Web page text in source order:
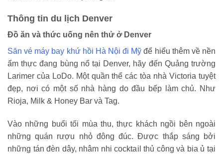
Thông tin du lịch Denver
Đồ ăn và thức uống nên thử ở Denver
Săn vé máy bay khứ hồi Hà Nội đi Mỹđể hiểu thêm về nền
ẩm thực đang bùng nổ tại Denver, hãy đến Quảng trường
Larimer của LoDo. Một quần thể các tòa nhà Victoria tuyệt
đẹp, nơi có một số nhà hàng do đầu bếp làm chủ. Như
Rioja, Milk & Honey Bar và Tag.
Vào những buổi tối mùa thu, thực khách ngồi bên ngoài
những quán rượu nhỏ đông đúc. Được thắp sáng bởi
những tán đèn dây, nhâm nhi cocktail thủ công và bia ủ tại